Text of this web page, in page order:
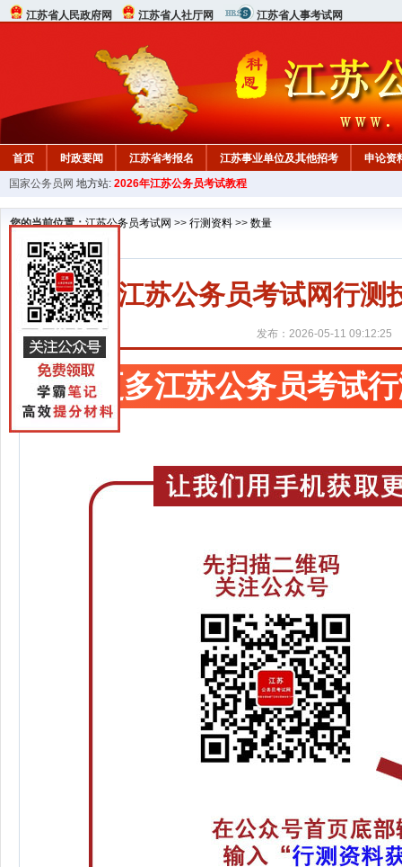
江苏省人民政府网 江苏省人社厅网 江苏省人事考试网
首页 时政要闻 江苏省考报名 江苏事业单位及其他招考
申论资
国家公务员网 地方站: 2026年江苏公务员考试教程
您的当前位置：江苏公务员考试网 >> 行测资料 >> 数量
江苏公务员考试网行测
发布：2026-05-11 09:12:25
更多江苏公务员考试